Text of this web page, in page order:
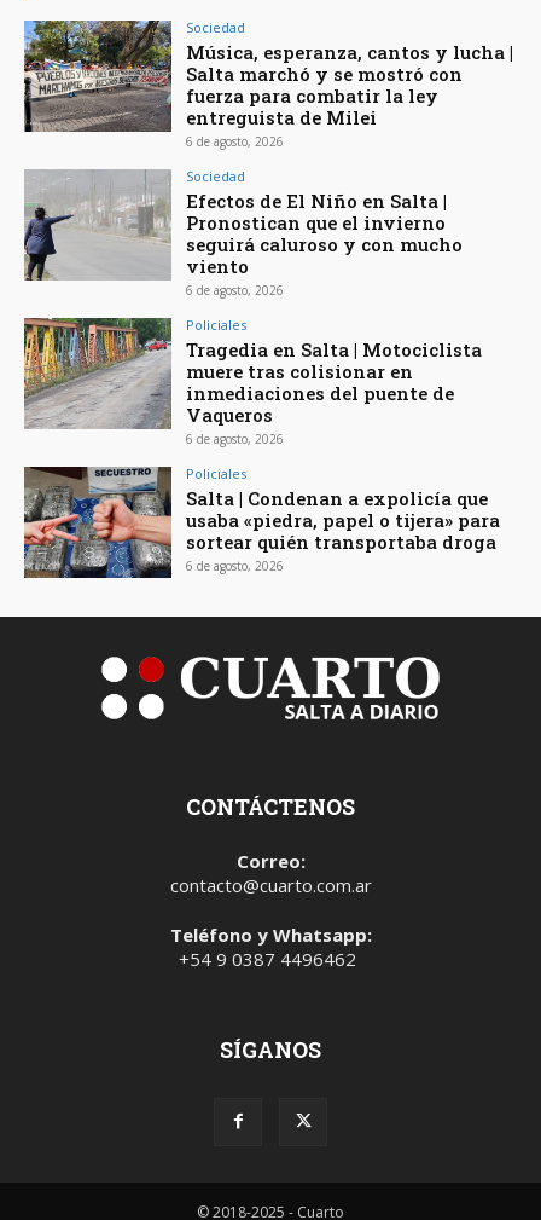
Sociedad
Música, esperanza, cantos y lucha |
Salta marchó y se mostró con
fuerza para combatir la ley
entreguista de Milei
6 de agosto, 2026
Sociedad
Efectos de El Niño en Salta |
Pronostican que el invierno
seguirá caluroso y con mucho
viento
6 de agosto, 2026
Policiales
Tragedia en Salta | Motociclista
muere tras colisionar en
inmediaciones del puente de
Vaqueros
6 de agosto, 2026
Policiales
Salta | Condenan a expolicía que
usaba «piedra, papel o tijera» para
sortear quién transportaba droga
6 de agosto, 2026
CONTÁCTENOS
Correo:
contacto@cuarto.com.ar
Teléfono y Whatsapp:
+54 9 0387 4496462
SÍGANOS
© 2018-2025 - Cuarto